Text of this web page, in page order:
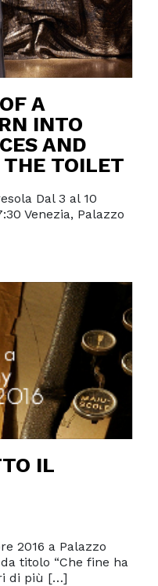
A
INTO
AND
TOILET
Dal 3 al 10
Venezia, Palazzo
IL
2016 a Palazzo
titolo “Che fine ha
di più […]